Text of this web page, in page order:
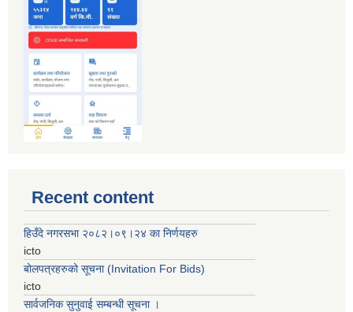
Recent content
हिउँदे नगरसभा २०८२।०९।२४ का निर्णयहरु
icto
बोलपत्रहरुको सूचना (Invitation For Bids)
icto
सार्वजनिक सुनुवाई सम्बन्धी सूचना ।